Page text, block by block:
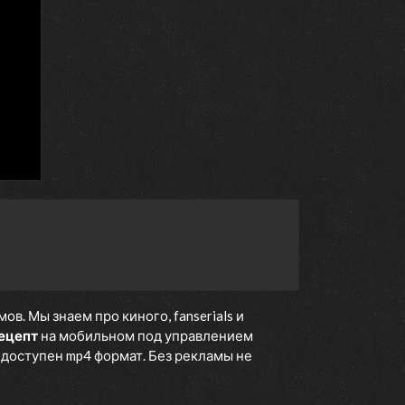
Мы знаем про киного, fanserials и
на мобильном под управлением
mp4 формат. Без рекламы не